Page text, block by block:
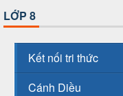
LỚP 8
Kết nối tri thức
Cánh Diều